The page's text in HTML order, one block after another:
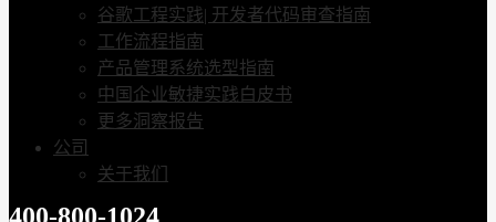
谷歌工程实践| 开发者代码审查指南
工作流程指南
产品管理系统选型指南
中国企业敏捷实践白皮书
更多洞察报告
公司
关于我们
400-800-1024